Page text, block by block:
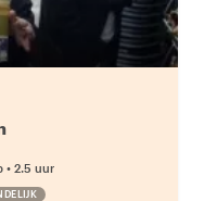
• 2.5 uur